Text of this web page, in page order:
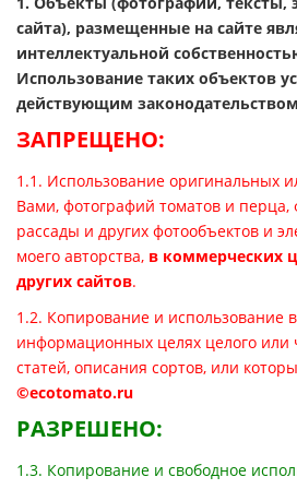
сайта), размещенные на сайте
интеллектуальной
Использование таких объектов
действующим
ЗАПРЕЩЕНО:
1.1. Использование оригинальных
Вами, фотографий томатов и перца,
рассады и других фотообъектов и
моего авторства, в коммерческих
других сайтов.
1.2. Копирование и использование
информационных целях целого или
статей, описания сортов, или
©ecotomato.ru
РАЗРЕШЕНО:
1.3. Копирование и свободное